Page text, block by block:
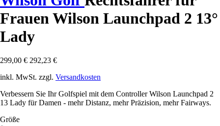
Frauen Wilson Launchpad 2 13°
Lady
299,00 € 292,23 €
inkl. MwSt. zzgl. Versandkosten
Verbessern Sie Ihr Golfspiel mit dem Controller Wilson Launchpad 2
13 Lady für Damen - mehr Distanz, mehr Präzision, mehr Fairways.
Größe